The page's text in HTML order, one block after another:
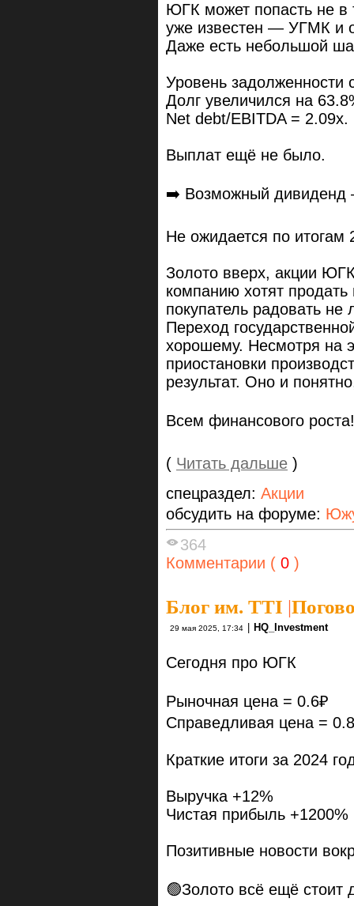
ЮГК может попасть не в
уже известен — УГМК и
Даже есть небольшой
Уровень задолженности
Долг увеличился на
Net debt/EBITDA = 2.09x.
Выплат ещё не было.
➡️ Возможный
Не ожидается по итогам
Золото вверх, акции
компанию хотят
покупатель радовать не
Переход
хорошему. Несмотря на
приостановки
результат. Оно и
Всем финансового
( Читать дальше )
спецраздел: Акции
обсудить на форуме:
364
Комментарии ( 0 )
Блог им. TTI |
29 мая 2025, 17:34 | HQ_Investment
Сегодня про ЮГК
Рыночная цена = 0.6₽
Справедливая цена =
Краткие итоги за 2024
Выручка +12%
Чистая прибыль +1200%
Позитивные новости
🟢Золото всё ещё стоит